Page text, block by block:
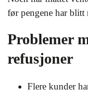
før pengene har blitt
Problemer
refusjoner
Flere kunder